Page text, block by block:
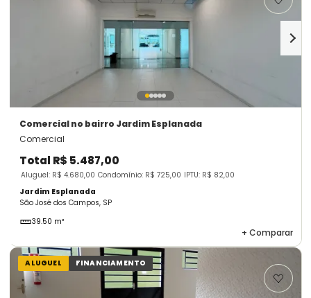
Comercialno bairro Jardim Esplanada
Comercial
Total R$ 5.487,00
Aluguel: R$ 4.680,00 Condomínio: R$ 725,00 IPTU: R$ 82,00
Jardim Esplanada
São José dos Campos, SP
39.50 m²
+ Comparar
ALUGUEL FINANCIAMENTO